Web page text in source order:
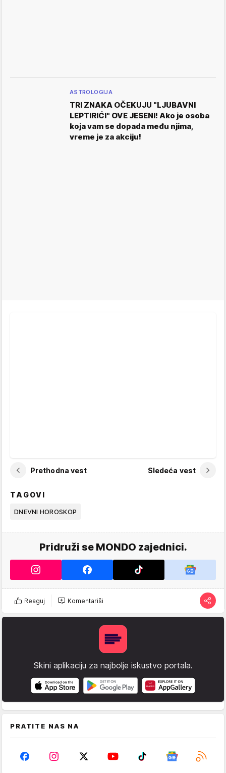
ASTROLOGIJA
TRI ZNAKA OČEKUJU "LJUBAVNI
LEPTIRIĆI" OVE JESENI! Ako je osoba
koja vam se dopada među njima,
vreme je za akciju!
Prethodna vest Sledeća vest
TAGOVI
DNEVNI HOROSKOP
Pridruži se MONDO zajednici.
Reaguj Komentariši
Skini aplikaciju za najbolje iskustvo portala.
PRATITE NAS NA